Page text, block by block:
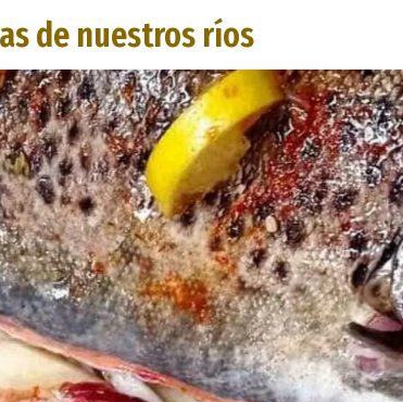
de nuestros ríos